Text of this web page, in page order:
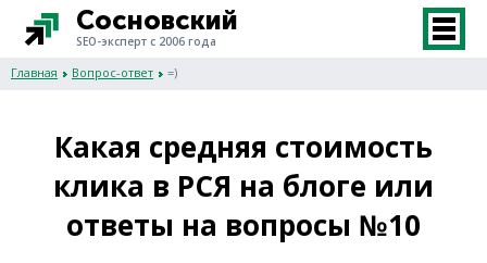
Сосновский
SEO-эксперт с 2006 года
Главная Вопрос-ответ =)
Какая средняя стоимость
клика в РСЯ на блоге или
ответы на вопросы №10